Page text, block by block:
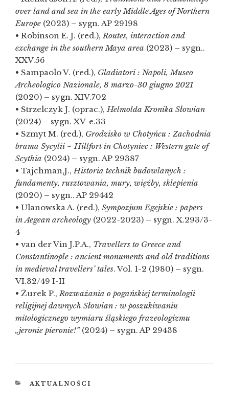
over land and sea in the early Middle Ages of Northern
Europe (2023) – sygn. AP 29198
• Robinson E. J. (red.), Routes, interaction and
exchange in the southern Maya area (2023) – sygn..
XXV.56
• Sampaolo V. (red.), Gladiatori : Napoli, Museo
Archeologico Nazionale, 8 marzo-30 giugno 2021
(2020) – sygn. XIV.702
• Strzelczyk J. (oprac.), Helmolda Kronika Słowian
(2024) – sygn. XV-e.33
• Szmyt M. (red.), Grodzisko w Chotyńcu : Zachodnia
brama Sycylii = Hillfort in Chotyniec : Western gate of
Scythia (2024) – sygn. AP 29387
• Tajchman,J., Historia technik budowlanych :
fundamenty, rusztowania, mury, więźby, sklepienia
(2020) – sygn.. AP 29442
• Ulanowska A. (red.), Sympozjum Egejskie : papers
in Aegean archeology (2022-2023) – sygn. X.293/3-
4
• van der Vin J.P.A., Travellers to Greece and
Constantinople : ancient monuments and old traditions
in medieval travellers’ tales. Vol. 1-2 (1980) – sygn.
VI.32/49 I-II
• Żurek P., Rozważania o pogańskiej terminologii
religijnej dawnych Słowian : w poszukiwaniu
mitologicznego wymiaru śląskiego frazeologizmu
„jeronie pieronie!”(2024) – sygn. AP 29438
KATEGORIE
AKTUALNOŚCI